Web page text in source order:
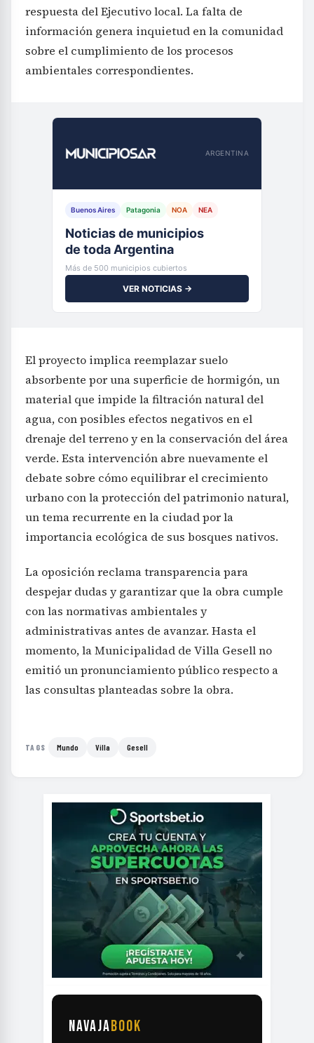
respuesta del Ejecutivo local. La falta de
información genera inquietud en la comunidad
sobre el cumplimiento de los procesos
ambientales correspondientes.
ARGENTINA
Buenos Aires Patagonia NOA NEA
Noticias de municipios
de toda Argentina
Más de 500 municipios cubiertos
VER NOTICIAS →
El proyecto implica reemplazar suelo
absorbente por una superficie de hormigón, un
material que impide la filtración natural del
agua, con posibles efectos negativos en el
drenaje del terreno y en la conservación del área
verde. Esta intervención abre nuevamente el
debate sobre cómo equilibrar el crecimiento
urbano con la protección del patrimonio natural,
un tema recurrente en la ciudad por la
importancia ecológica de sus bosques nativos.
La oposición reclama transparencia para
despejar dudas y garantizar que la obra cumple
con las normativas ambientales y
administrativas antes de avanzar. Hasta el
momento, la Municipalidad de Villa Gesell no
emitió un pronunciamiento público respecto a
las consultas planteadas sobre la obra.
TAGS Mundo Villa Gesell
NAVAJABOOK